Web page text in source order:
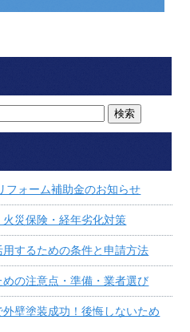
フォーム補助金のお知らせ
災保険・経年劣化対策
するための条件と申請方法
の注意点・準備・業者選び
壁塗装成功！後悔しないため